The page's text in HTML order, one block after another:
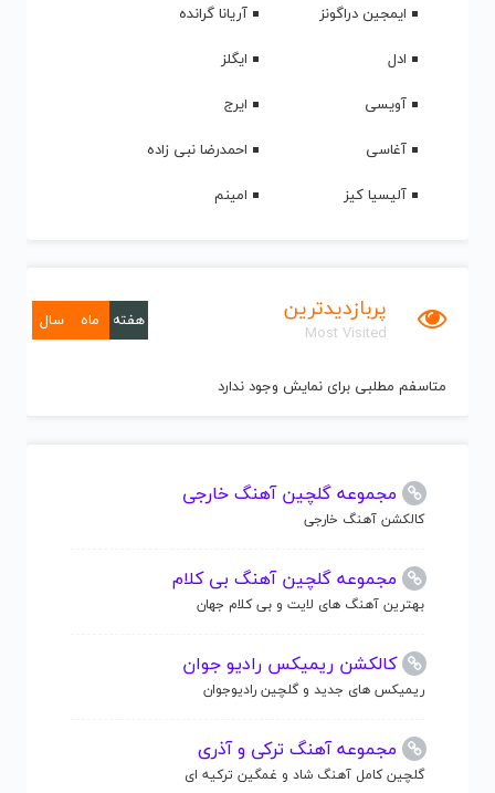
ایمجین دراگونز
آریانا گرانده
ادل
ایگلز
آویسی
ایرج
آغاسی
احمدرضا نبی زاده
آلیسیا کیز
امینم
پربازدیدترین
Most Visited
هفته ماه سال
متاسفم مطلبی برای نمایش وجود ندارد
مجموعه گلچین آهنگ خارجی
کالکشن آهنگ خارجی
مجموعه گلچین آهنگ بی کلام
بهترین آهنگ های لایت و بی کلام جهان
کالکشن ریمیکس رادیو جوان
ریمیکس های جدید و گلچین رادیوجوان
مجموعه آهنگ ترکی و آذری
گلچین کامل آهنگ شاد و غمگین ترکیه ای